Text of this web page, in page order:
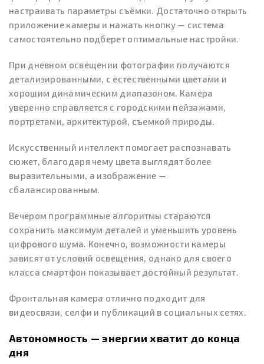
настраивать параметры съёмки. Достаточно открыть
приложение камеры и нажать кнопку — система
самостоятельно подберет оптимальные настройки.
При дневном освещении фотографии получаются
детализированными, с естественными цветами и
хорошим динамическим диапазоном. Камера
уверенно справляется с городскими пейзажами,
портретами, архитектурой, съемкой природы.
Искусственный интеллект помогает распознавать
сюжет, благодаря чему цвета выглядят более
выразительными, а изображение —
сбалансированным.
Вечером программные алгоритмы стараются
сохранить максимум деталей и уменьшить уровень
цифрового шума. Конечно, возможности камеры
зависят от условий освещения, однако для своего
класса смартфон показывает достойный результат.
Фронтальная камера отлично подходит для
видеосвязи, селфи и публикаций в социальных сетях.
Автономность — энергии хватит до конца
дня